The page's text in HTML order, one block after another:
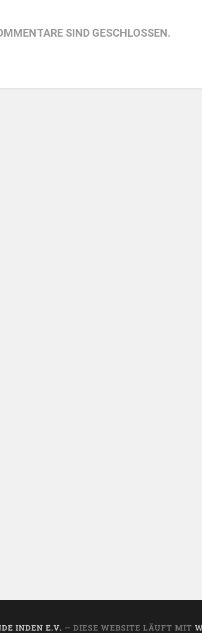
SIND GESCHLOSSEN.
INDEN E.V. — DIESE WEBSITE LÄUFT MIT